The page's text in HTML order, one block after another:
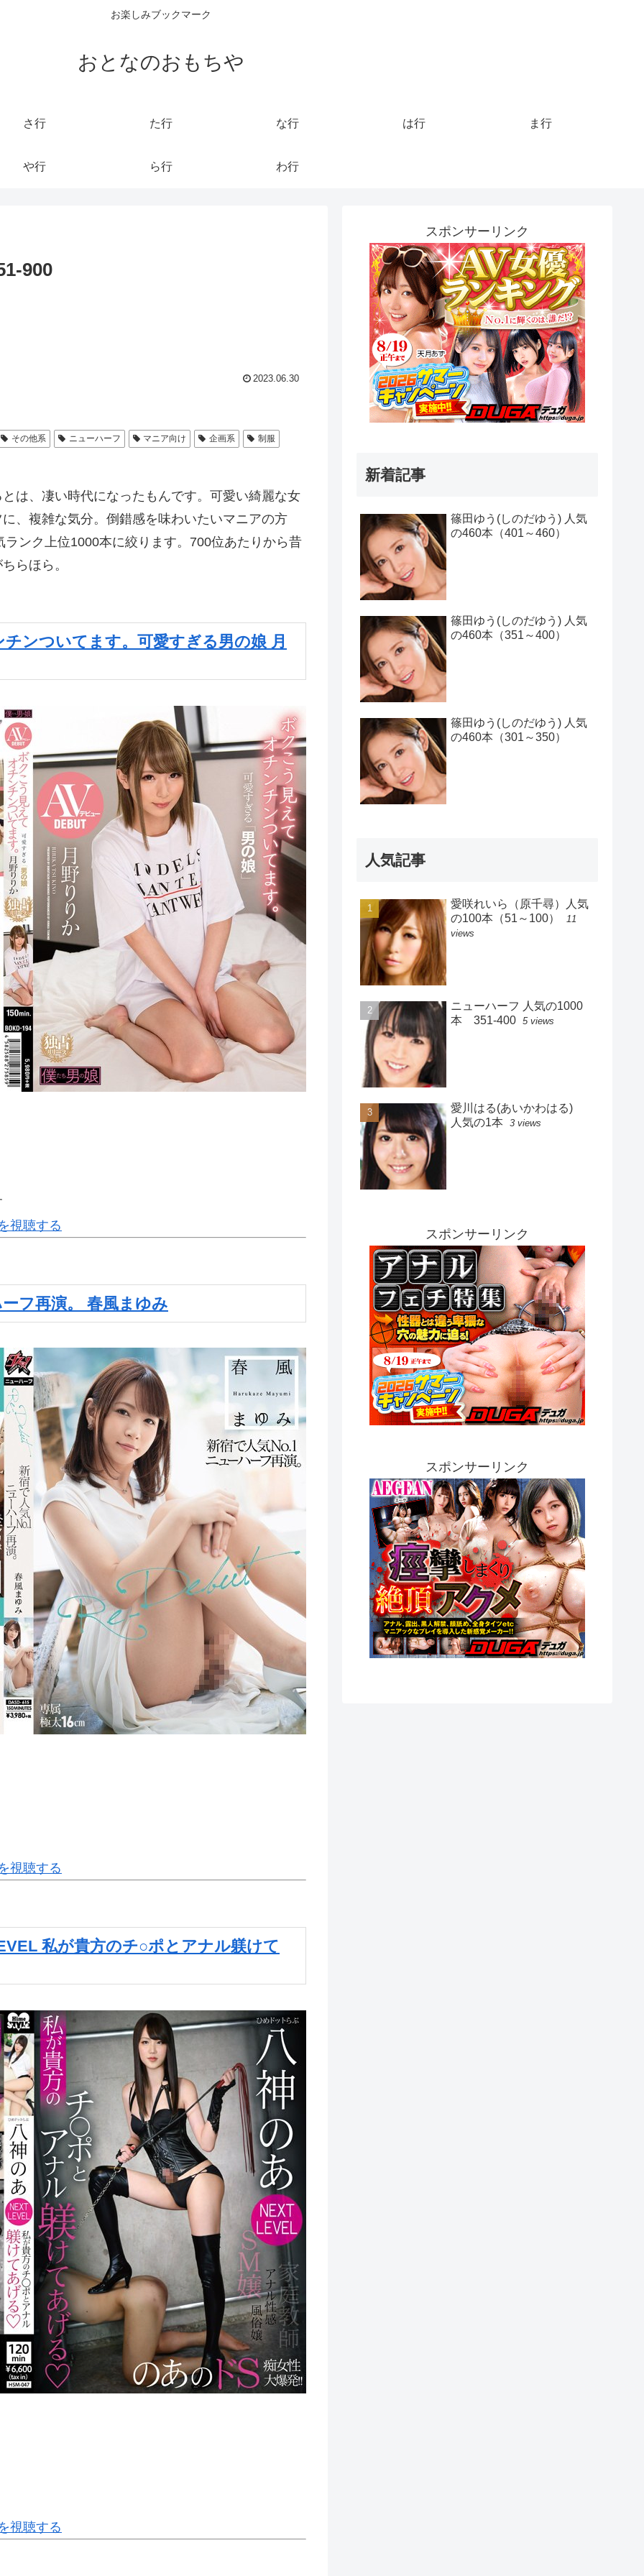
お楽しみブックマーク
おとなのおもちや
さ行 た行 な行 は行 ま行
や行 ら行 わ行
900
2023.06.30
その他系 ニューハーフ マニア向け 企画系 制服
は、凄い時代になったもんです。可愛い綺麗な女
、複雑な気分。倒錯感を味わいたいマニアの方
ンク上位1000本に絞ります。700位あたりから昔
らほら。
ンついてます。可愛すぎる男の娘 月
視聴する
フ再演。 春風まゆみ
視聴する
私が貴方のチ○ポとアナル躾けて
視聴する
スポンサーリンク
新着記事
篠田ゆう(しのだゆう) 人気
の460本（401～460）
篠田ゆう(しのだゆう) 人気
の460本（351～400）
篠田ゆう(しのだゆう) 人気
の460本（301～350）
人気記事
愛咲れいら（原千尋）人気
の100本（51～100）
11
views
ニューハーフ 人気の1000
本 351-400 5 views
愛川はる(あいかわはる)
人気の1本
3 views
スポンサーリンク
スポンサーリンク